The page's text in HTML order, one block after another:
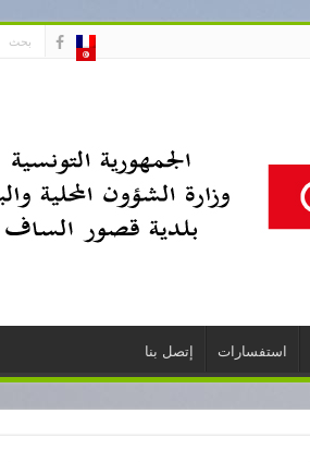
استفسارات إتصل بنا